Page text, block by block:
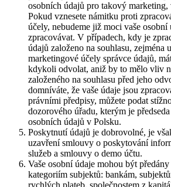
osobních údajů pro takový
Pokud vznesete námitku proti
účely, nebudeme již moci vaše
zpracovávat. V případech, kdy je
údajů založeno na souhlasu, zejména
marketingové účely správce údajů,
kdykoli odvolat, aniž by to mělo vliv
založeného na souhlasu před jeho
domníváte, že vaše údaje jsou
právními předpisy, můžete podat
dozorového úřadu, kterým je
osobních údajů v Polsku.
Poskytnutí údajů je dobrovolné, je
uzavření smlouvy o poskytování
služeb a smlouvy o demo účtu.
Vaše osobní údaje mohou být
kategoriím subjektů: bankám,
rychlých plateb, společnostem z